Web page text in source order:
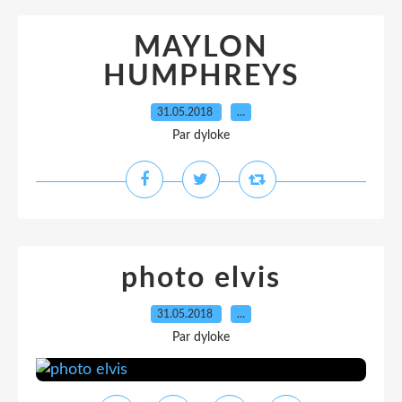
MAYLON
HUMPHREYS
31.05.2018 …
Par dyloke
photo elvis
31.05.2018 …
Par dyloke